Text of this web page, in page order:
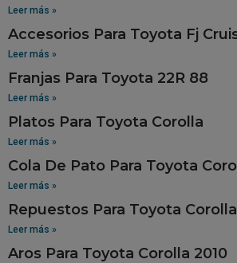
Leer más »
Accesorios Para Toyota Fj
Leer más »
Franjas Para Toyota 22R 88
Leer más »
Platos Para Toyota Corolla
Leer más »
Cola De Pato Para Toyota
Leer más »
Repuestos Para Toyota
Leer más »
Aros Para Toyota Corolla 2010